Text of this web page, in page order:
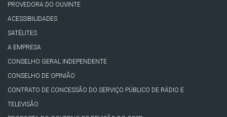
PROVEDORA DO OUVINTE
ACESSIBILIDADES
SATÉLITES
A EMPRESA
CONSELHO GERAL INDEPENDENTE
CONSELHO DE OPINIÃO
CONTRATO DE CONCESSÃO DO SERVIÇO PÚBLICO DE RÁDIO E
TELEVISÃO